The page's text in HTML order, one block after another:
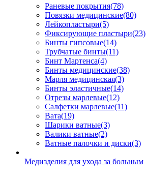
Раневые покрытия(78)
Повязки медицинские(80)
Лейкопластыри(5)
Фиксирующие пластыри(23)
Бинты гипсовые(14)
Трубчатые бинты(11)
Бинт Мартенса(4)
Бинты медицинские(38)
Марля медицинская(3)
Бинты эластичные(14)
Отрезы марлевые(12)
Салфетки марлевые(11)
Вата(19)
Шарики ватные(3)
Валики ватные(2)
Ватные палочки и диски(3)
Медизделия для ухода за больным